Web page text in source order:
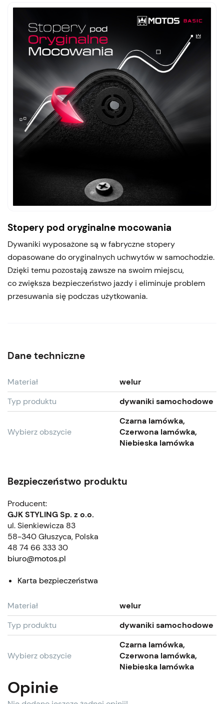
Stopery pod oryginalne mocowania
Dywaniki wyposażone są w fabryczne stopery
dopasowane do oryginalnych uchwytów w samochodzie.
Dzięki temu pozostają zawsze na swoim miejscu,
co zwiększa bezpieczeństwo jazdy i eliminuje problem
przesuwania się podczas użytkowania.
Dane techniczne
Materiał
welur
Typ produktu
dywaniki samochodowe
Wybierz obszycie
Czarna lamówka,
Czerwona lamówka,
Niebieska lamówka
Bezpieczeństwo produktu
Producent:
GJK STYLING Sp. z o.o.
ul. Sienkiewicza 83
58-340 Głuszyca, Polska
48 74 66 333 30
biuro@motos.pl
Karta bezpieczeństwa
Materiał
welur
Typ produktu
dywaniki samochodowe
Wybierz obszycie
Czarna lamówka,
Czerwona lamówka,
Niebieska lamówka
Opinie